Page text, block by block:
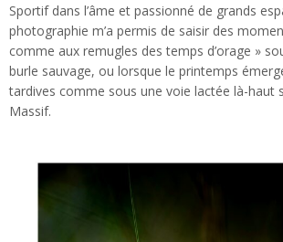
Sportif dans l’âme et passionné de grands
photographie m’a permis de saisir des
comme aux remugles des temps d’orage »
burle sauvage, ou lorsque le printemps
tardives comme sous une voie lactée là-haut
Massif.